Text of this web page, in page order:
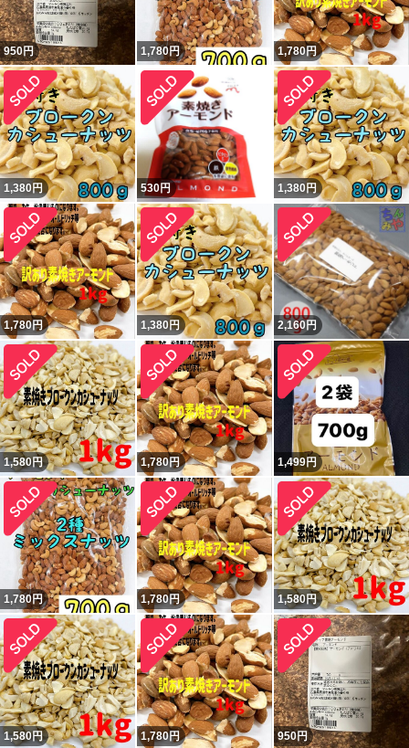
950円 1,780円 1,780円
1,380円 530円 1,380円
1,780円 1,380円 2,160円
1,580円 1,780円 1,499円
1,780円 1,780円 1,580円
1,580円 1,780円 950円